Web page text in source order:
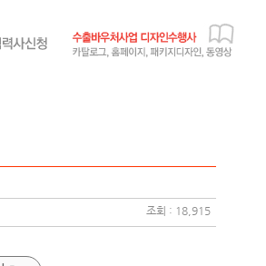
조회 : 18,915